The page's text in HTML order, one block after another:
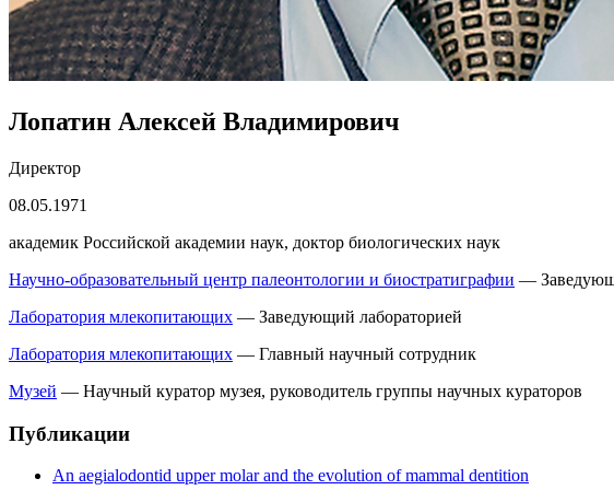
Лопатин Алексей Владимирович
Директор
08.05.1971
академик Российской академии наук, доктор биологических наук
Научно-образовательный центр палеонтологии и биостратиграфии —
Лаборатория млекопитающих — Заведующий лабораторией
Лаборатория млекопитающих — Главный научный сотрудник
Музей — Научный куратор музея, руководитель группы научных кураторов
Публикации
An aegialodontid upper molar and the evolution of mammal dentition